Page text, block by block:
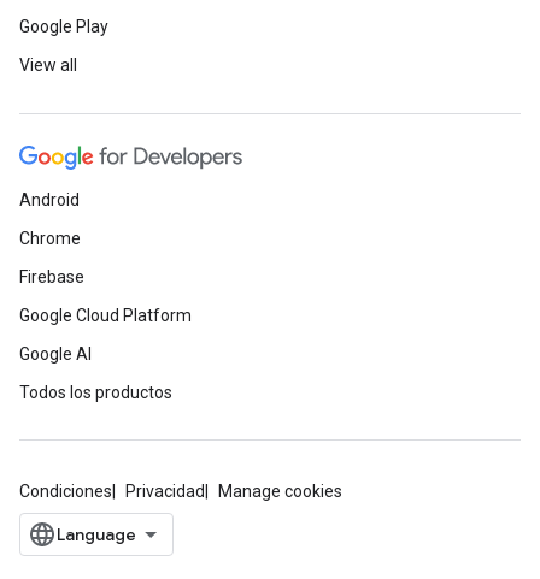
Google Play
View all
Android
Chrome
Firebase
Google Cloud Platform
Google AI
Todos los productos
Condiciones Privacidad Manage cookies